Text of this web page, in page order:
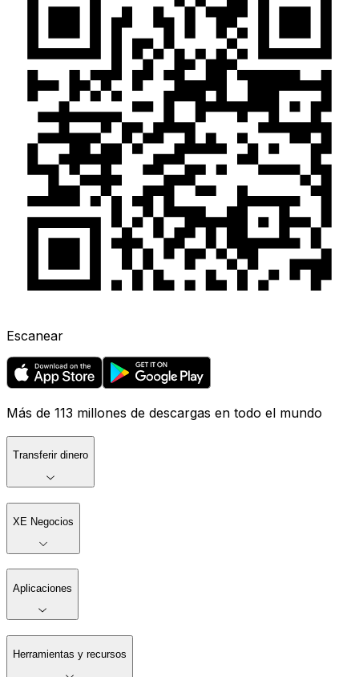
Escanear
Más de 113 millones de descargas en todo el mundo
Transferir dinero
XE Negocios
Aplicaciones
Herramientas y recursos